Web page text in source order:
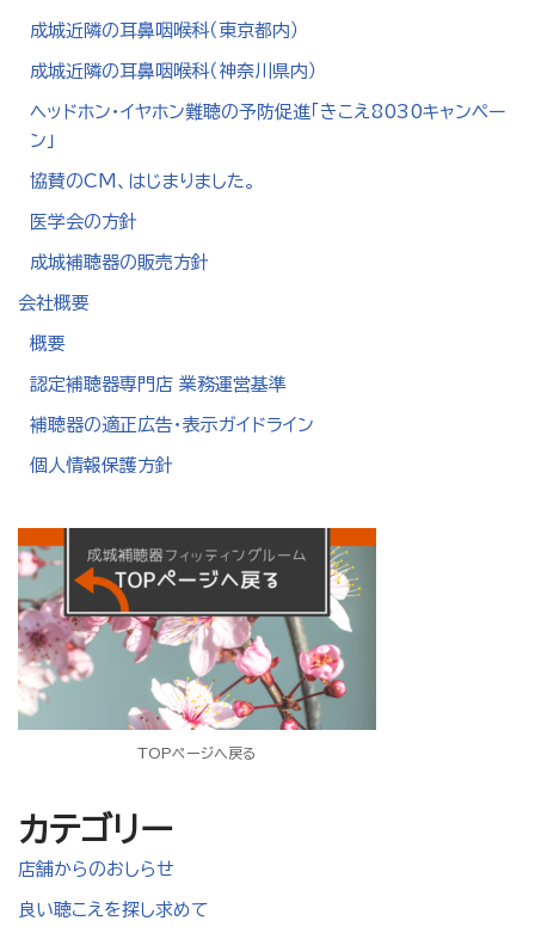
成城近隣の耳鼻咽喉科（東京都内）
成城近隣の耳鼻咽喉科（神奈川県内）
ヘッドホン・イヤホン難聴の予防促進「きこえ8030キャンペー
ン」
協賛のCM、はじまりました。
医学会の方針
成城補聴器の販売方針
会社概要
概要
認定補聴器専門店 業務運営基準
補聴器の適正広告・表示ガイドライン
個人情報保護方針
TOPページへ戻る
カテゴリー
店舗からのおしらせ
良い聴こえを探し求めて